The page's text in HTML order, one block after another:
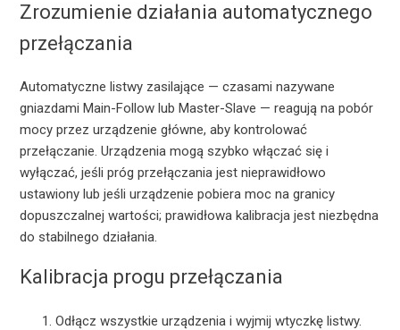
Zrozumienie działania automatycznego
przełączania
Automatyczne listwy zasilające — czasami nazywane
gniazdami Main-Follow lub Master-Slave — reagują na pobór
mocy przez urządzenie główne, aby kontrolować
przełączanie. Urządzenia mogą szybko włączać się i
wyłączać, jeśli próg przełączania jest nieprawidłowo
ustawiony lub jeśli urządzenie pobiera moc na granicy
dopuszczalnej wartości; prawidłowa kalibracja jest niezbędna
do stabilnego działania.
Kalibracja progu przełączania
Odłącz wszystkie urządzenia i wyjmij wtyczkę listwy.